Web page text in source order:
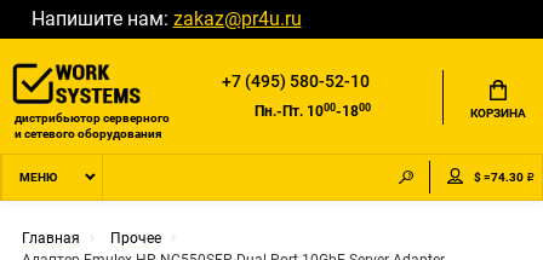
Напишите нам: zakaz@pr4u.ru
дистрибьютор серверного
и сетевого оборудования
+7 (495) 580-52-10
Пн.-Пт. 1000-1800 КОРЗИНА
МЕНЮ $ =74.30 ₽
Главная
Прочее